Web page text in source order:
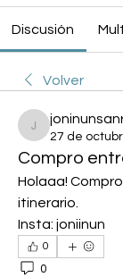
Discusión
Volver
joninunsanro
27 de
Compro
Holaaa!
itinerario.
Insta: joniinun
0
0